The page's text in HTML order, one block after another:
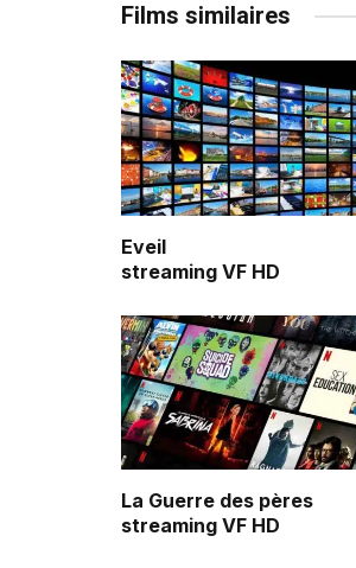
Films similaires
Eveil
streaming VF HD
La Guerre des pères
streaming VF HD